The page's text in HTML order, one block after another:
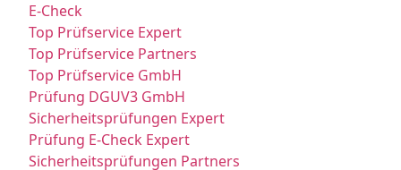
E-Check
Top Prüfservice Expert
Top Prüfservice Partners
Top Prüfservice GmbH
Prüfung DGUV3 GmbH
Sicherheitsprüfungen Expert
Prüfung E-Check Expert
Sicherheitsprüfungen Partners